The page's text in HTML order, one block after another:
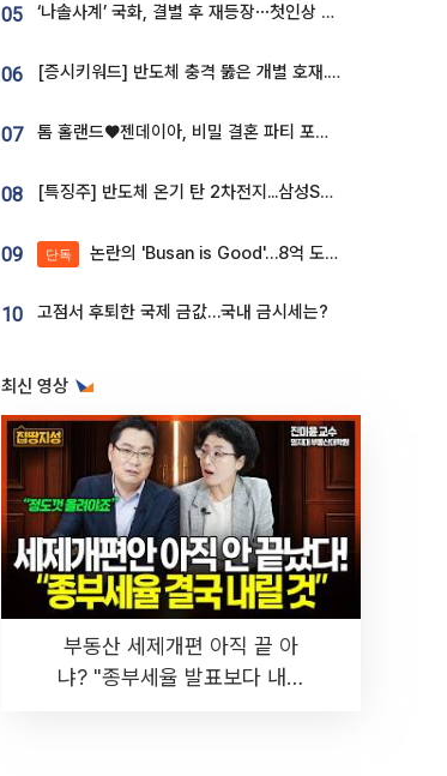
05 ‘나솔사계’ 국화, 결별 후 재등장⋯첫인상 투표 휩쓸고 ‘인기녀’ 등극
06 [증시키워드] 반도체 충격 뚫은 개별 호재...포스코퓨처엠·에코프로·한화솔루션 '눈길'
07 톰 홀랜드♥젠데이아, 비밀 결혼 파티 포착⋯호텔 대관비만 9억
08 [특징주] 반도체 온기 탄 2차전지...삼성SDI, 장 초반 7% 넘게 껑충
09 단독 논란의 'Busan is Good'…8억 도시브랜드, 용산 대통령실 CI 업체가 수행
10 고점서 후퇴한 국제 금값…국내 금시세는?
최신 영상
부동산 세제개편 아직 끝 아
냐? "종부세율 발표보다 내릴